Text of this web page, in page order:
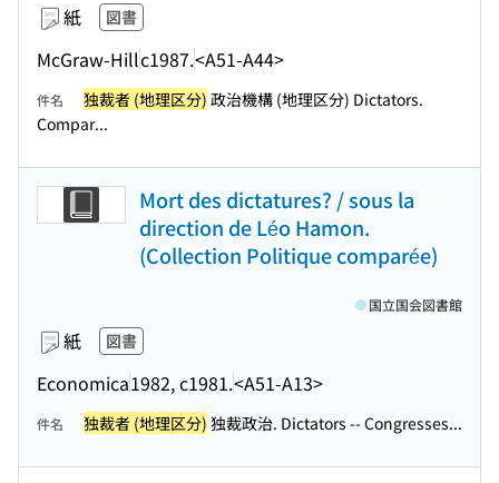
紙 図書
McGraw-Hillc1987.<A51-A44>
件名 独裁者 (地理区分) 政治機構 (地理区分) Dictators.
Compar...
Mort des dictatures? / sous la
direction de Léo Hamon.
(Collection Politique comparée)
紙 図書
Economica1982, c1981.<A51-A13>
国立国会図書館
件名 独裁者 (地理区分) 独裁政治. Dictators -- Congresses...